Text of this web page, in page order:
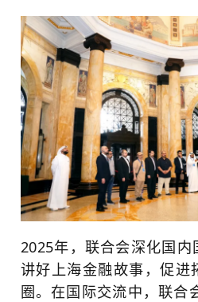
2025年，联合会深化国
讲好上海金融故事，促进
圈。在国际交流中，联合